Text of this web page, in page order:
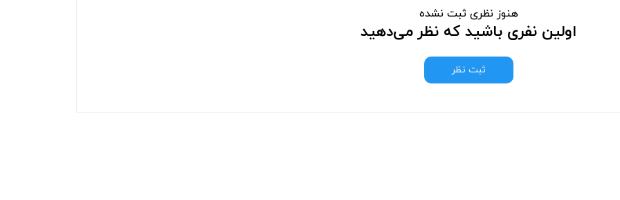
هنوز نظری ثبت نشده
اولین نفری باشید که نظر می‌دهید
ثبت نظر